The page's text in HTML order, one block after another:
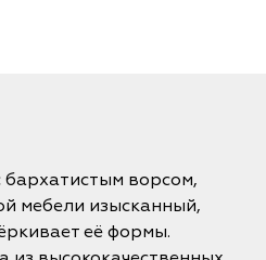
ворсом,
мебели изысканный,
её формы.